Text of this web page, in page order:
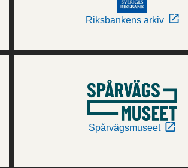
Riksbankens arkiv
Spårvägsmuseet